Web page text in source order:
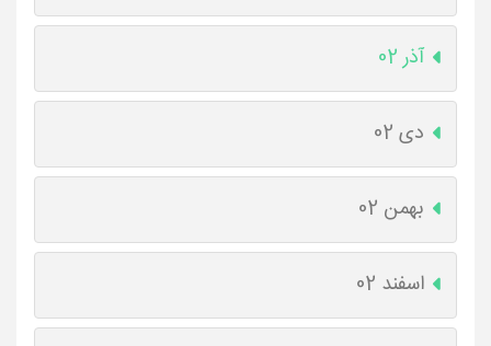
آذر 02
دی 02
بهمن 02
اسفند 02